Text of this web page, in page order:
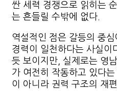
싼 세력 경쟁으로 읽히는
는 흔들릴 수밖에 없다.
역설적인 점은 갈등의 중
경력이 일천하다는 사실이
듯 보이지만, 실제로는 영
가 여전히 작동하고 있다
이 아니라 권력 구조의 재